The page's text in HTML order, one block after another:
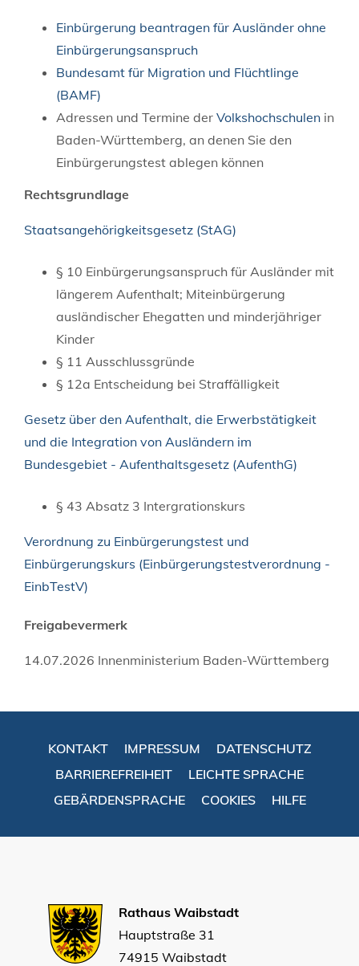
Einbürgerung beantragen für Ausländer ohne
Einbürgerungsanspruch
Bundesamt für Migration und Flüchtlinge
(BAMF)
Adressen und Termine der Volkshochschulen in
Baden-Württemberg, an denen Sie den
Einbürgerungstest ablegen können
Rechtsgrundlage
Staatsangehörigkeitsgesetz (StAG)
§ 10 Einbürgerungsanspruch für Ausländer mit
längerem Aufenthalt; Miteinbürgerung
ausländischer Ehegatten und minderjähriger
Kinder
§ 11 Ausschlussgründe
§ 12a Entscheidung bei Straffälligkeit
Gesetz über den Aufenthalt, die Erwerbstätigkeit
und die Integration von Ausländern im
Bundesgebiet - Aufenthaltsgesetz (AufenthG)
§ 43 Absatz 3 Intergrationskurs
Verordnung zu Einbürgerungstest und
Einbürgerungskurs (Einbürgerungstestverordnung -
EinbTestV)
Freigabevermerk
14.07.2026 Innenministerium Baden-Württemberg
KONTAKT IMPRESSUM
DATENSCHUTZ
BARRIEREFREIHEIT
LEICHTE SPRACHE
GEBÄRDENSPRACHE
COOKIES HILFE
Rathaus Waibstadt
Hauptstraße 31
74915 Waibstadt